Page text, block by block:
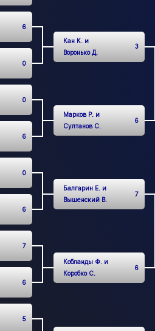
6
0
0
6
0
6
7
6
5
Кан К. и
Воронько Д.
3
Марков Р. и
Султанов С.
6
Балгарин Е. и
Вышенский В.
7
Кобланды Ф. и
Коробко С.
6